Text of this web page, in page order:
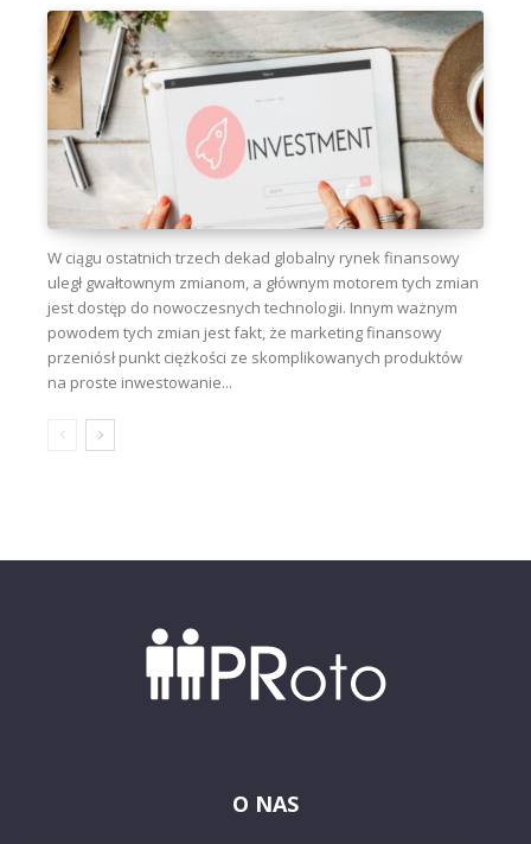
W ciągu ostatnich trzech dekad globalny rynek finansowy
uległ gwałtownym zmianom, a głównym motorem tych zmian
jest dostęp do nowoczesnych technologii. Innym ważnym
powodem tych zmian jest fakt, że marketing finansowy
przeniósł punkt ciężkości ze skomplikowanych produktów
na proste inwestowanie...
O NAS